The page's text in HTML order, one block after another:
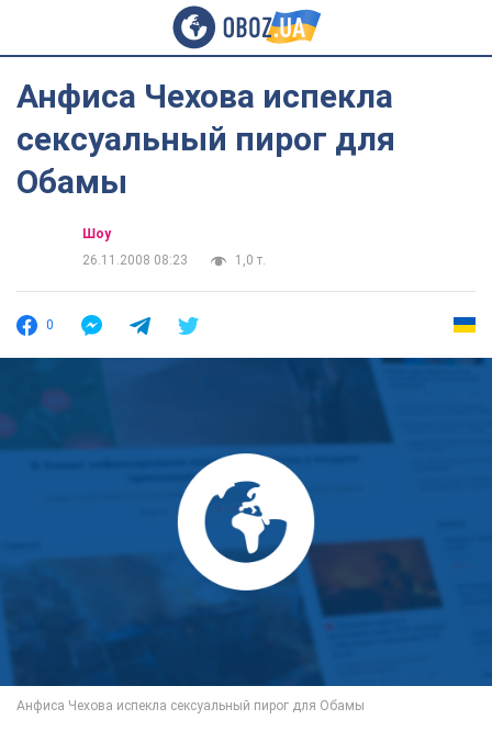
Анфиса Чехова испекла
сексуальный пирог для
Обамы
Шоу
26.11.2008 08:23
1,0 т.
0